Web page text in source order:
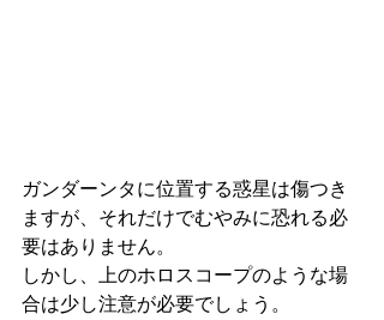
ガンダーンタに位置する惑星は傷つき
ますが、それだけでむやみに恐れる必
要はありません。
しかし、上のホロスコープのような場
合は少し注意が必要でしょう。